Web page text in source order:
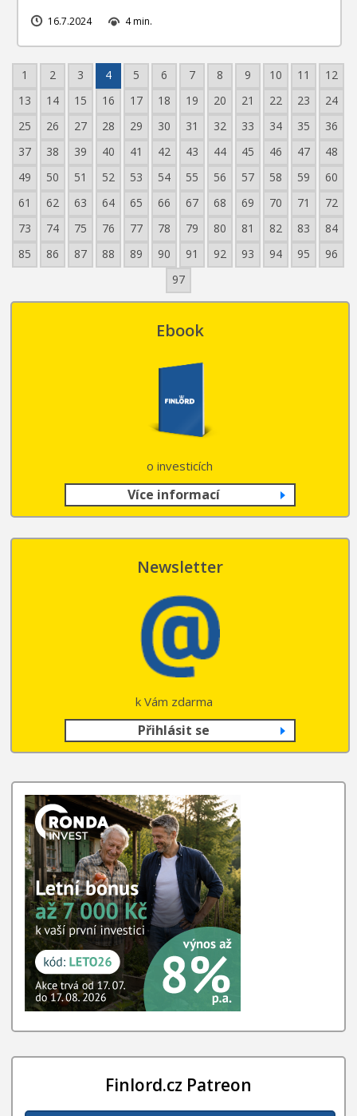
16.7.2024 4 min.
1 2 3 4 5 6 7 8 9 10 11
12
13
14 15 16 17 18 19 20 21 22 23
24
25
26 27 28 29 30 31 32 33 34 35
36
37
38 39 40 41 42 43 44 45 46 47
48
49
50 51 52 53 54 55 56 57 58 59
60
61
62 63 64 65 66 67 68 69 70 71
72
73
74 75 76 77 78 79 80 81 82 83
84
85
86 87 88 89 90 91 92 93 94 95
96
97
Ebook
o investicích
Více informací
Newsletter
k Vám zdarma
Přihlásit se
Finlord.cz Patreon